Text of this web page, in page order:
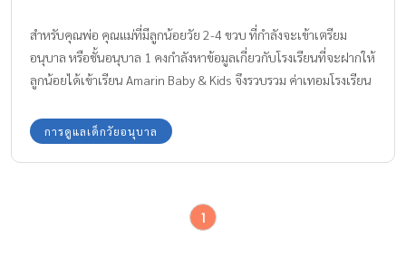
สำหรับคุณพ่อ คุณแม่ที่มีลูกน้อยวัย 2-4 ขวบ ที่กำลังจะเข้าเตรียม
อนุบาล หรือชั้นอนุบาล 1 คงกำลังหาข้อมูลเกี่ยวกับโรงเรียนที่จะฝากให้
ลูกน้อยได้เข้าเรียน Amarin Baby & Kids จึงรวบรวม ค่าเทอมโรงเรียน
ค่ะการดูแลเด็กวัยอนุบาล
1